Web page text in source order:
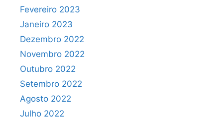
Fevereiro 2023
Janeiro 2023
Dezembro 2022
Novembro 2022
Outubro 2022
Setembro 2022
Agosto 2022
Julho 2022